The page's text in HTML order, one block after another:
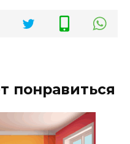
понравиться